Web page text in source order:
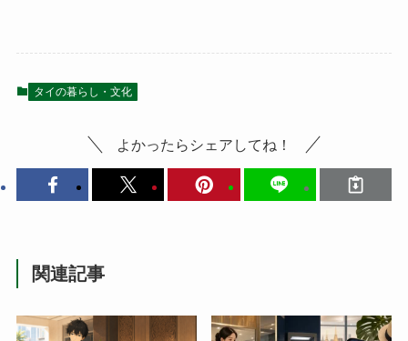
タイの暮らし・文化
よかったらシェアしてね！
関連記事